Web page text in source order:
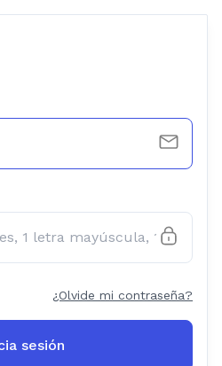
¿Olvide mi contraseña?